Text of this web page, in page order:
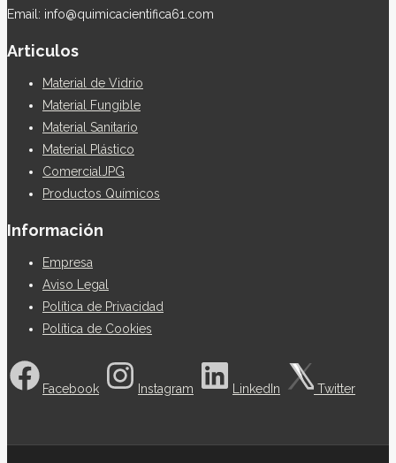
Email: info@quimicacientifica61.com
Articulos
Material de Vidrio
Material Fungible
Material Sanitario
Material Plástico
ComercialJPG
Productos Químicos
Información
Empresa
Aviso Legal
Política de Privacidad
Política de Cookies
Facebook Instagram LinkedIn Twitter